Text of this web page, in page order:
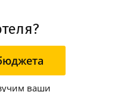
ваши